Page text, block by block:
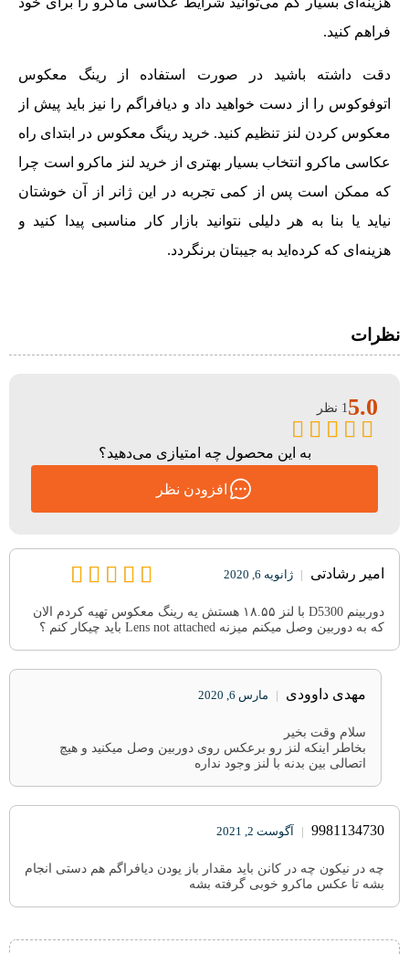
فراهم کنید.
دقت داشته باشید در صورت استفاده از رینگ معکوس
اتوفوکوس را از دست خواهید داد و دیافراگم را نیز باید پیش از
معکوس کردن لنز تنظیم کنید. خرید رینگ معکوس در ابتدای راه
عکاسی ماکرو انتخاب بسیار بهتری از خرید لنز ماکرو است چرا
که ممکن است پس از کمی تجربه در این ژانر از آن خوشتان
نیاید یا بنا به هر دلیلی نتوانید بازار کار مناسبی پیدا کنید و
هزینه‌ای که کرده‌اید به جیبتان برنگردد.
نظرات
امیر رشادتی | ژانویه 6, 2020
دوربینم D5300 با لنز ۱۸.۵۵ هستش یه رینگ معکوس تهیه کردم الان
که به دوربین وصل میکنم میزنه Lens not attached باید چیکار کنم ؟
مهدی داوودی | مارس 6, 2020
سلام وقت بخیر
بخاطر اینکه لنز رو برعکس روی دوربین وصل میکنید و هیچ
اتصالی بین بدنه با لنز وجود نداره
9981134730
| آگوست 2, 2021
چه در نیکون چه در کانن باید مقدار باز یودن دیافراگم هم دستی انجام
بشه تا عکس ماکرو خوبی گرفته بشه
5.01 نظر
به این محصول چه امتیازی می‌دهید؟
افزودن نظر